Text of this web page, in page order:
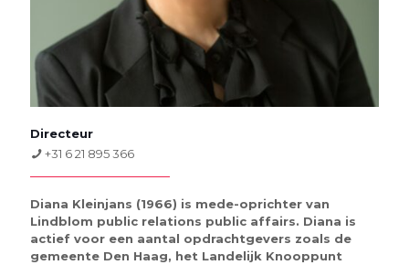
Directeur
+31 6 21 895 366
Diana Kleinjans (1966) is mede-oprichter van
Lindblom public relations public affairs. Diana is
actief voor een aantal opdrachtgevers zoals de
gemeente Den Haag, het Landelijk Knooppunt